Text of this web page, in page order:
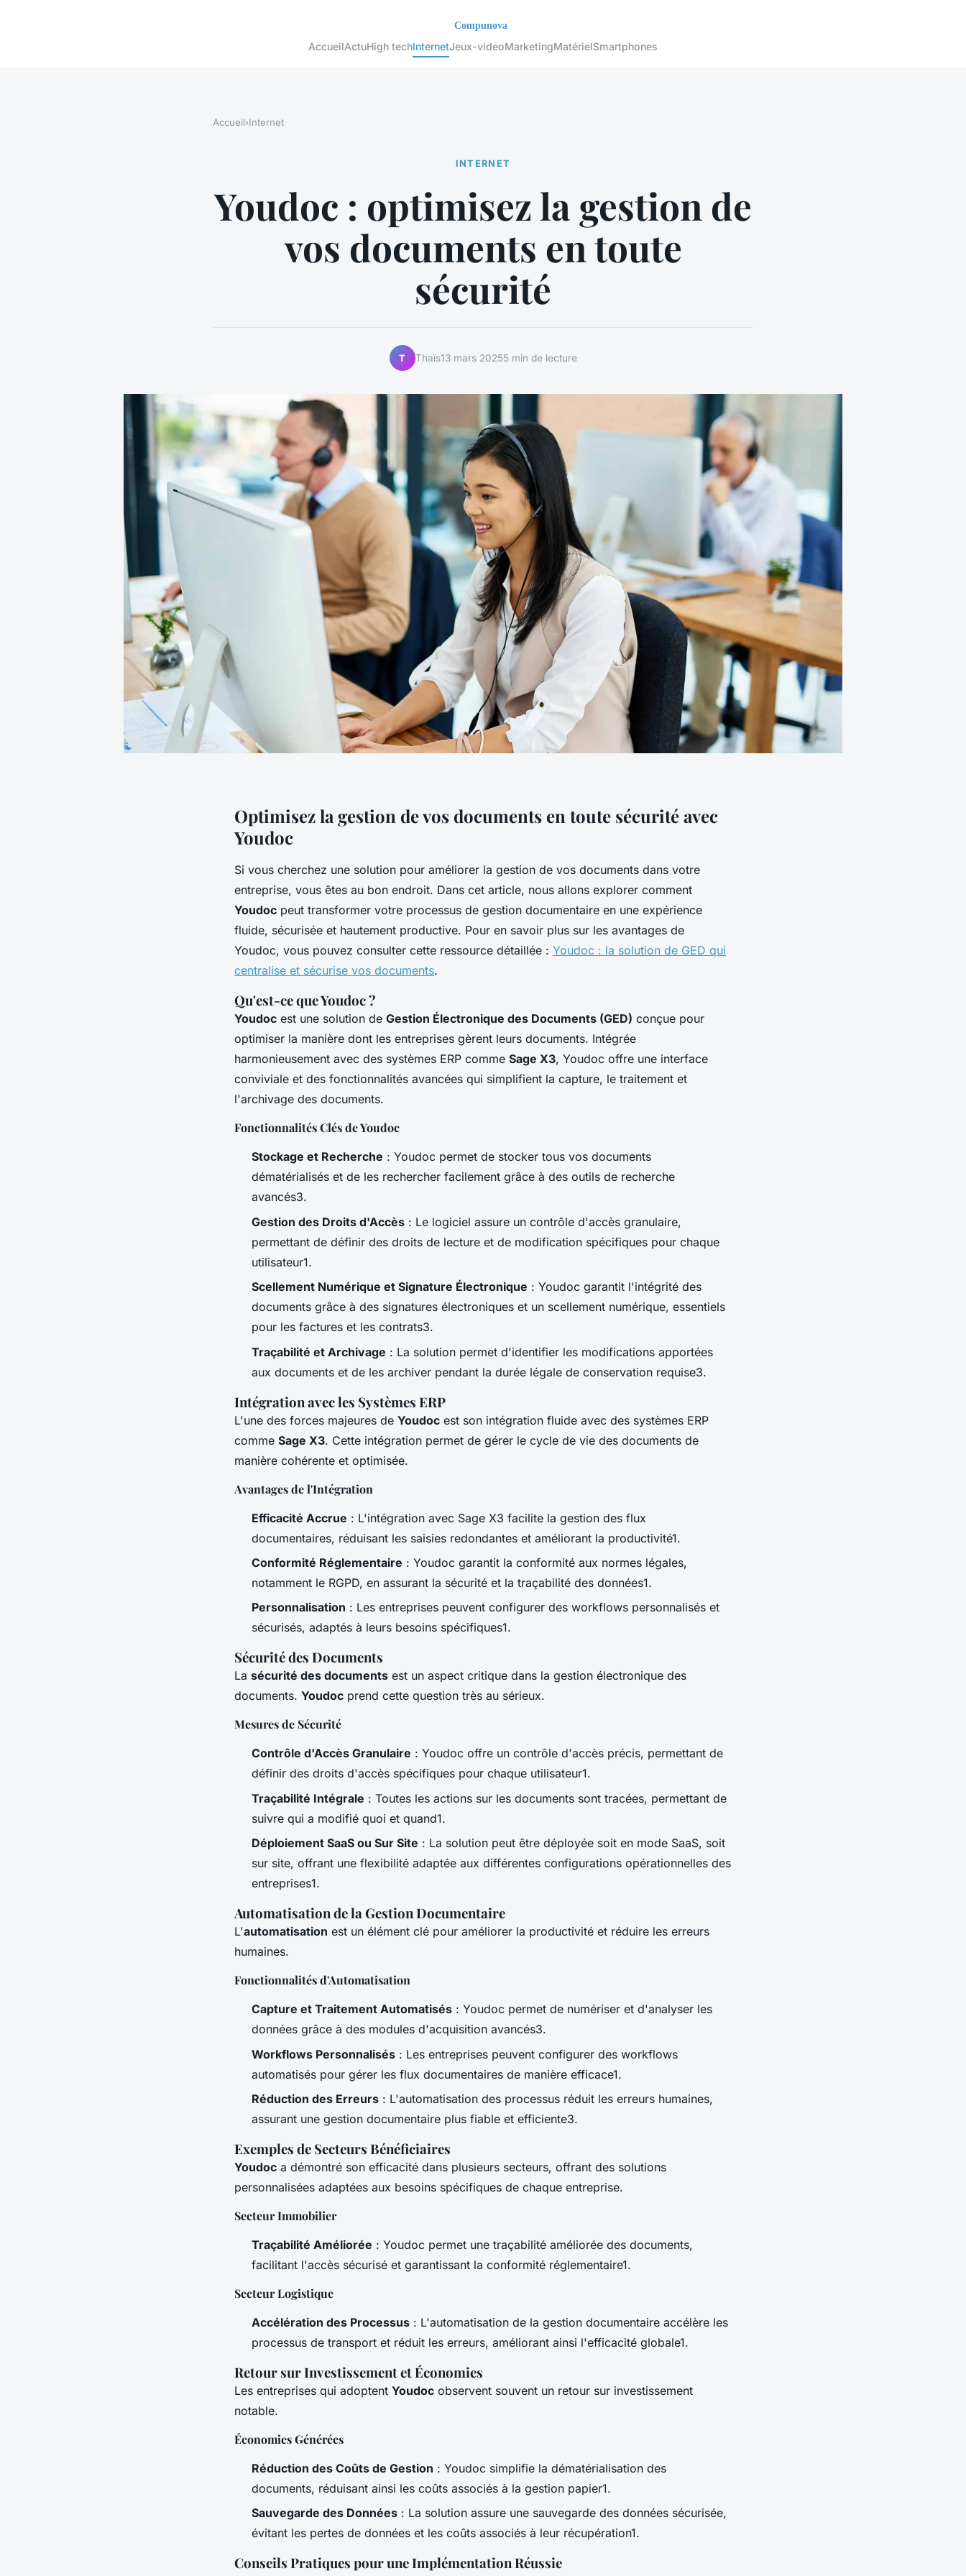
AccueilActuHigh techInternetJeux-videoMarketingMatérielSmartphones
Accueil›Internet
INTERNET
Youdoc : optimisez la gestion de
vos documents en toute
sécurité
T Thaïs13 mars 20255 min de lecture
Optimisez la gestion de vos documents en toute sécurité avec
Youdoc
Si vous cherchez une solution pour améliorer la gestion de vos documents dans votre
entreprise, vous êtes au bon endroit. Dans cet article, nous allons explorer comment
Youdoc peut transformer votre processus de gestion documentaire en une expérience
fluide, sécurisée et hautement productive. Pour en savoir plus sur les avantages de
Youdoc, vous pouvez consulter cette ressource détaillée : Youdoc : la solution de GED qui
centralise et sécurise vos documents.
Qu'est-ce que Youdoc ?
Youdoc est une solution de Gestion Électronique des Documents (GED) conçue pour
optimiser la manière dont les entreprises gèrent leurs documents. Intégrée
harmonieusement avec des systèmes ERP comme Sage X3, Youdoc offre une interface
conviviale et des fonctionnalités avancées qui simplifient la capture, le traitement et
l'archivage des documents.
Fonctionnalités Clés de Youdoc
Stockage et Recherche : Youdoc permet de stocker tous vos documents
dématérialisés et de les rechercher facilement grâce à des outils de recherche
avancés3.
Gestion des Droits d'Accès : Le logiciel assure un contrôle d'accès granulaire,
permettant de définir des droits de lecture et de modification spécifiques pour chaque
utilisateur1.
Scellement Numérique et Signature Électronique : Youdoc garantit l'intégrité des
documents grâce à des signatures électroniques et un scellement numérique, essentiels
pour les factures et les contrats3.
Traçabilité et Archivage : La solution permet d'identifier les modifications apportées
aux documents et de les archiver pendant la durée légale de conservation requise3.
Intégration avec les Systèmes ERP
L'une des forces majeures de Youdoc est son intégration fluide avec des systèmes ERP
comme Sage X3. Cette intégration permet de gérer le cycle de vie des documents de
manière cohérente et optimisée.
Avantages de l'Intégration
Efficacité Accrue : L'intégration avec Sage X3 facilite la gestion des flux
documentaires, réduisant les saisies redondantes et améliorant la productivité1.
Conformité Réglementaire : Youdoc garantit la conformité aux normes légales,
notamment le RGPD, en assurant la sécurité et la traçabilité des données1.
Personnalisation : Les entreprises peuvent configurer des workflows personnalisés et
sécurisés, adaptés à leurs besoins spécifiques1.
Sécurité des Documents
La sécurité des documents est un aspect critique dans la gestion électronique des
documents. Youdoc prend cette question très au sérieux.
Mesures de Sécurité
Contrôle d'Accès Granulaire : Youdoc offre un contrôle d'accès précis, permettant de
définir des droits d'accès spécifiques pour chaque utilisateur1.
Traçabilité Intégrale : Toutes les actions sur les documents sont tracées, permettant de
suivre qui a modifié quoi et quand1.
Déploiement SaaS ou Sur Site : La solution peut être déployée soit en mode SaaS, soit
sur site, offrant une flexibilité adaptée aux différentes configurations opérationnelles des
entreprises1.
Automatisation de la Gestion Documentaire
L'automatisation est un élément clé pour améliorer la productivité et réduire les erreurs
humaines.
Fonctionnalités d'Automatisation
Capture et Traitement Automatisés : Youdoc permet de numériser et d'analyser les
données grâce à des modules d'acquisition avancés3.
Workflows Personnalisés : Les entreprises peuvent configurer des workflows
automatisés pour gérer les flux documentaires de manière efficace1.
Réduction des Erreurs : L'automatisation des processus réduit les erreurs humaines,
assurant une gestion documentaire plus fiable et efficiente3.
Exemples de Secteurs Bénéficiaires
Youdoc a démontré son efficacité dans plusieurs secteurs, offrant des solutions
personnalisées adaptées aux besoins spécifiques de chaque entreprise.
Secteur Immobilier
Traçabilité Améliorée : Youdoc permet une traçabilité améliorée des documents,
facilitant l'accès sécurisé et garantissant la conformité réglementaire1.
Secteur Logistique
Accélération des Processus : L'automatisation de la gestion documentaire accélère les
processus de transport et réduit les erreurs, améliorant ainsi l'efficacité globale1.
Retour sur Investissement et Économies
Les entreprises qui adoptent Youdoc observent souvent un retour sur investissement
notable.
Économies Générées
Réduction des Coûts de Gestion : Youdoc simplifie la dématérialisation des
documents, réduisant ainsi les coûts associés à la gestion papier1.
Sauvegarde des Données : La solution assure une sauvegarde des données sécurisée,
évitant les pertes de données et les coûts associés à leur récupération1.
Conseils Pratiques pour une Implémentation Réussie